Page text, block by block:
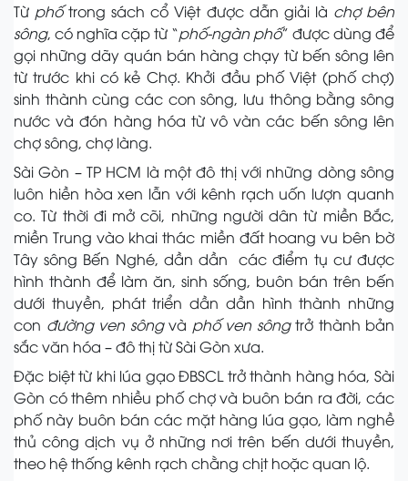
Từ phốtrong sách cổ Việt được dẫn giải là chợ bên
sông, có nghĩa cặp từ “phố-ngàn phố” được dùng để
gọi những dãy quán bán hàng chạy từ bến sông lên
từ trước khi có kẻ Chợ. Khởi đầu phố Việt (phố chợ)
sinh thành cùng các con sông, lưu thông bằng sông
nước và đón hàng hóa từ vô vàn các bến sông lên
chợ sông, chợ làng.
Sài Gòn – TP HCM là một đô thị với những dòng sông
luôn hiền hòa xen lẫn với kênh rạch uốn lượn quanh
co. Từ thời đi mở cõi, những người dân từ miền Bắc,
miền Trung vào khai thác miền đất hoang vu bên bờ
Tây sông Bến Nghé, dần dần các điểm tụ cư được
hình thành để làm ăn, sinh sống, buôn bán trên bến
dưới thuyền, phát triển dần dần hình thành những
con đường ven sôngvà phố ven sôngtrở thành bản
sắc văn hóa – đô thị từ Sài Gòn xưa.
Đặc biệt từ khi lúa gạo ĐBSCL trở thành hàng hóa, Sài
Gòn có thêm nhiều phố chợ và buôn bán ra đời, các
phố này buôn bán các mặt hàng lúa gạo, làm nghề
thủ công dịch vụ ở những nơi trên bến dưới thuyền,
theo hệ thống kênh rạch chằng chịt hoặc quan lộ.